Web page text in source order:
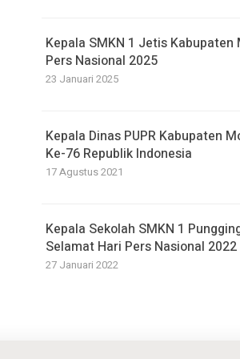
Kepala SMKN 1 Jetis
Pers Nasional 2025
23 Januari 2025
Kepala Dinas PUPR Kabupaten
Ke-76 Republik Indonesia
17 Agustus 2021
Kepala Sekolah SMKN 1
Selamat Hari Pers Nasional 2022
27 Januari 2022